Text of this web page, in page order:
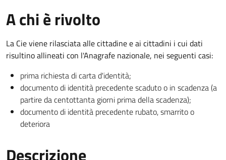
A chi è rivolto
La Cie viene rilasciata alle cittadine e ai cittadini i cui dati
risultino allineati con l'Anagrafe nazionale, nei seguenti casi:
prima richiesta di carta d'identità;
documento di identità precedente scaduto o in scadenza (a
partire da centottanta giorni prima della scadenza);
documento di identità precedente rubato, smarrito o
deteriora
Descrizione